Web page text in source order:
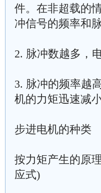
件。在非超载的
冲信号的频率和
2. 脉冲数越多，
3. 脉冲的频率越
机的力矩迅速减
步进电机的种类
按力矩产生的原
应式)